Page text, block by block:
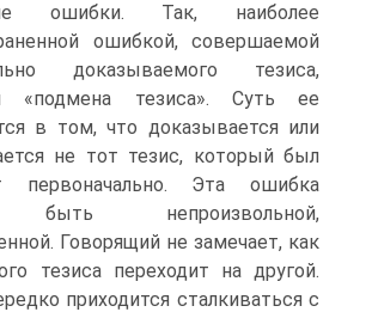
ошибки. Так, наиболее
ошибкой, совершаемой
доказываемого тезиса,
«подмена тезиса». Суть ее
в том, что доказывается или
не тот тезис, который был
первоначально. Эта ошибка
непроизвольной,
Говорящий не замечает, как
тезиса переходит на другой.
приходится сталкиваться с